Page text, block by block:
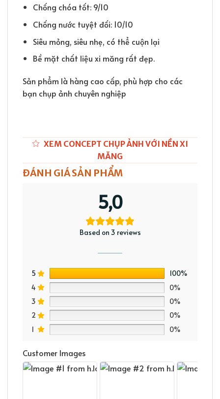
Chống chóa tốt: 9/10
Chống nước tuyệt đối: 10/10
Siêu mỏng, siêu nhẹ, có thể cuộn lại
Bề mặt chất liệu xi măng rất đẹp.
Sản phẩm là hàng cao cấp, phù hợp cho các
bạn chụp ảnh chuyên nghiệp
XEM CONCEPT CHỤP ẢNH VỚI NỀN XI
MĂNG
ĐÁNH GIÁ SẢN PHẨM
5,0
Based on 3 reviews
5
100%
4
0%
3
0%
2
0%
1
0%
Customer Images